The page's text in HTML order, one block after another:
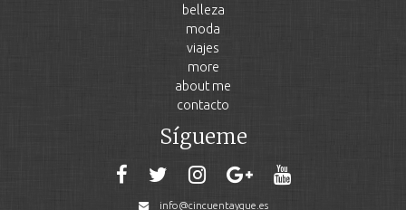
belleza
moda
viajes
more
about me
contacto
Sígueme
info@cincuentayque.es